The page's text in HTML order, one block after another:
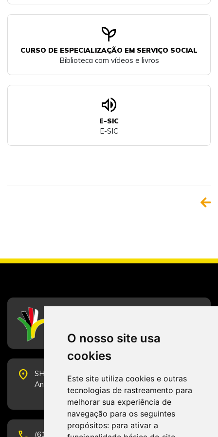
O nosso site usa
cookies
Este site utiliza cookies e outras
tecnologias de rastreamento para
melhorar sua experiência de
navegação para os seguintes
propósitos: para ativar a
psychiatry
CURSO DE ESPECIALIZAÇÃO EM SERVIÇO SOCIAL
Biblioteca com vídeos e livros
volume_up
E-SIC
E-SIC
place
SHS Quadra 6, Bloco E, Complexo Brasil 21, 20º
Andar, Sala 2001 - CEP 70322-915 - Brasília/DF
(61) 3223-1652 e (61) 98131-3801.